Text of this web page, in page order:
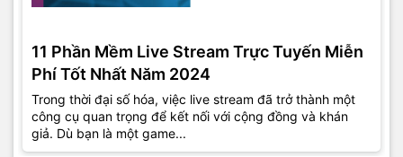
11 Phần Mềm Live Stream Trực Tuyến Miễn
Phí Tốt Nhất Năm 2024
Trong thời đại số hóa, việc live stream đã trở thành một
công cụ quan trọng để kết nối với cộng đồng và khán
giả. Dù bạn là một game...